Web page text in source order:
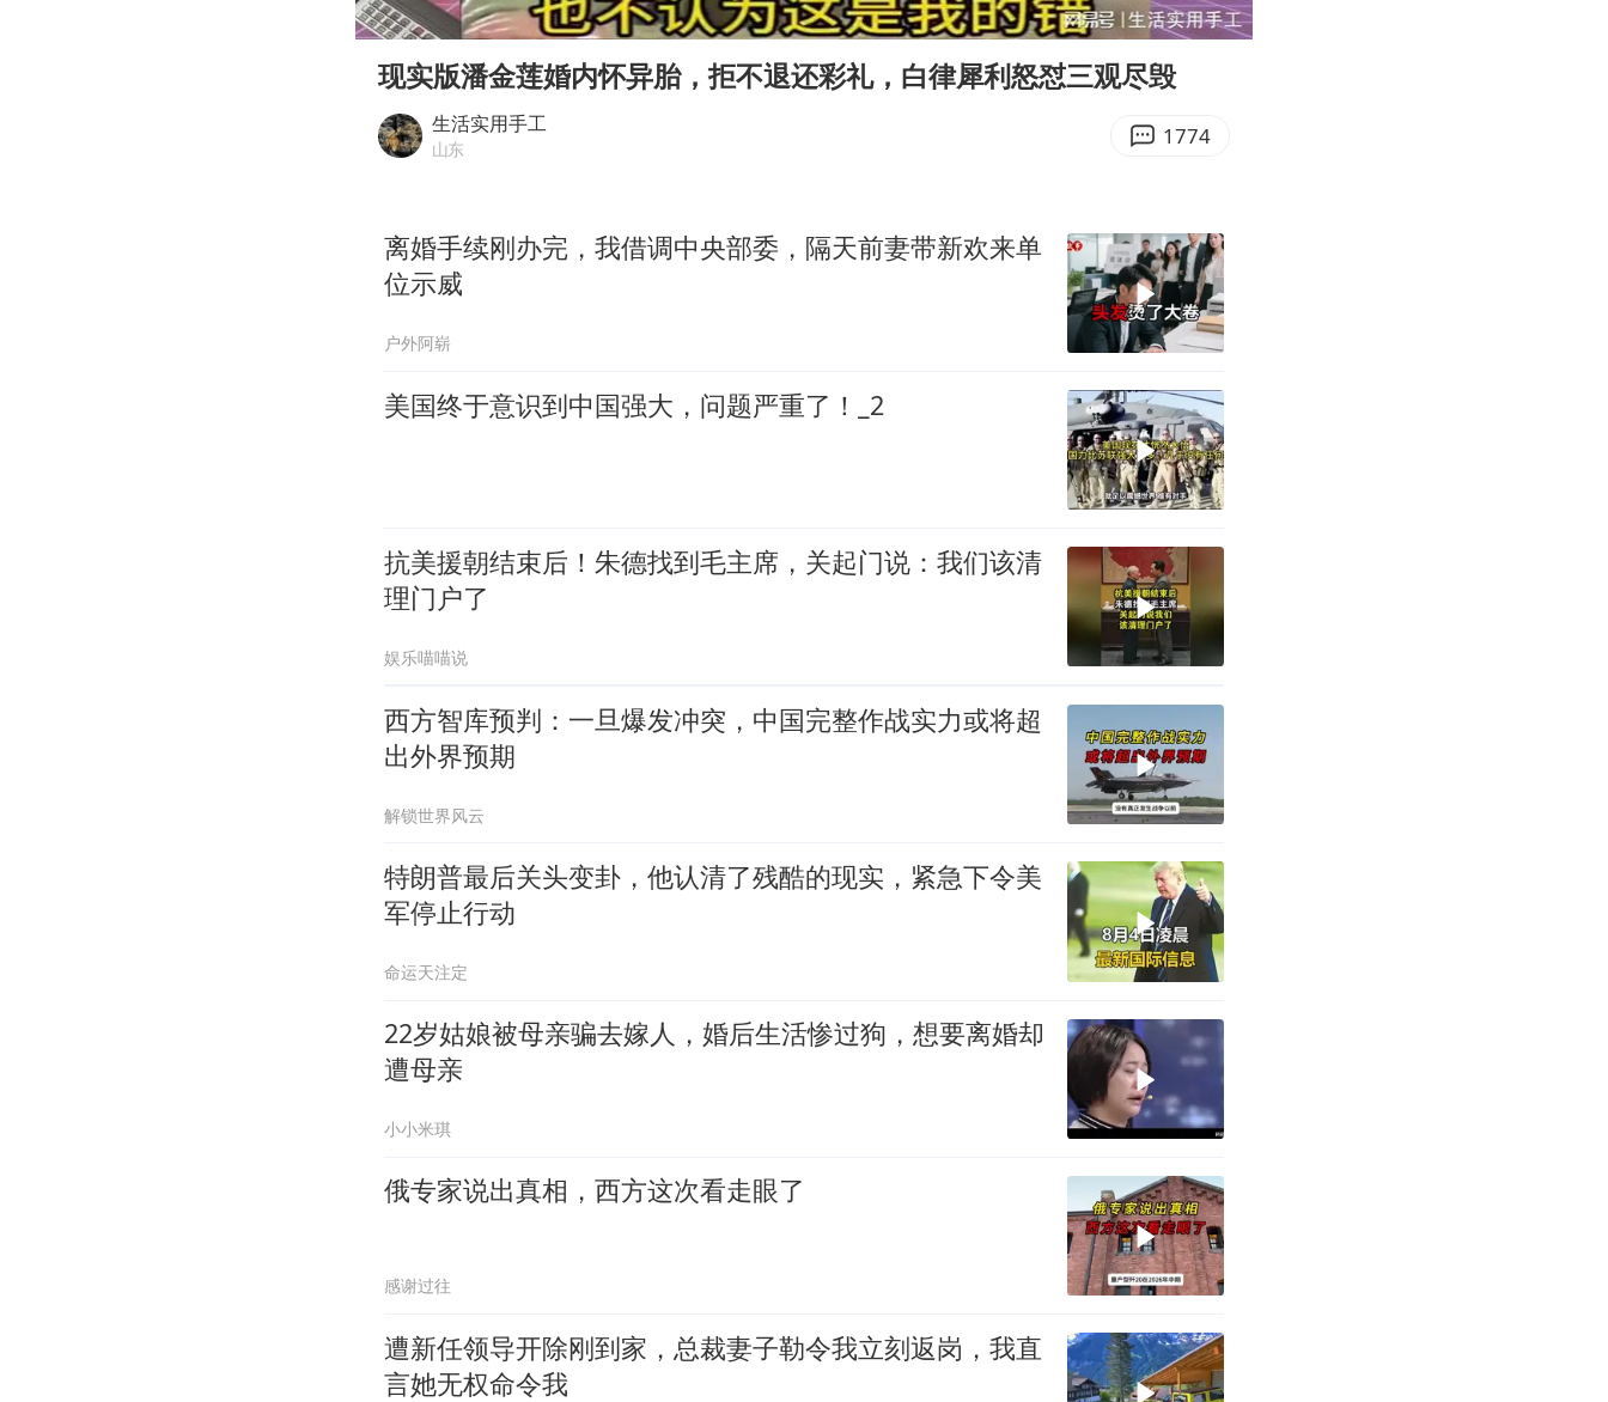
日本籍女网红在韩直播时自杀身亡
太阳表面最高分辨率图像来了
Play
00:00 25:39
Enter
现实版潘金莲婚内怀异胎，拒不退还彩礼，白律犀利怒怼三观尽毁
生活实用手工
山东 1774
离婚手续刚办完，我借调中央部委，隔天前妻带新欢来单
位示威
户外阿崭
美国终于意识到中国强大，问题严重了！_2
抗美援朝结束后！朱德找到毛主席，关起门说：我们该清
理门户了
娱乐喵喵说
西方智库预判：一旦爆发冲突，中国完整作战实力或将超
出外界预期
解锁世界风云
特朗普最后关头变卦，他认清了残酷的现实，紧急下令美
军停止行动
命运天注定
22岁姑娘被母亲骗去嫁人，婚后生活惨过狗，想要离婚却
遭母亲
小小米琪
俄专家说出真相，西方这次看走眼了
感谢过往
遭新任领导开除刚到家，总裁妻子勒令我立刻返岗，我直
言她无权命令我